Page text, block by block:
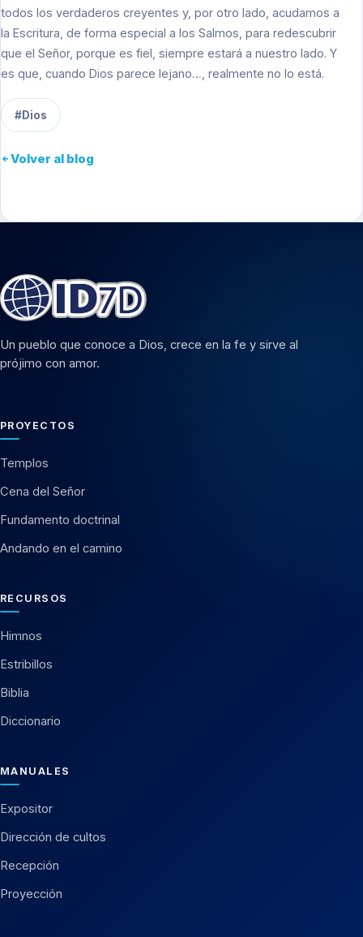
todos los verdaderos creyentes y, por otro lado, acudamos a
la Escritura, de forma especial a los Salmos, para redescubrir
que el Señor, porque es fiel, siempre estará a nuestro lado. Y
es que, cuando Dios parece lejano…, realmente no lo está.
#Dios
Volver al blog
Un pueblo que conoce a Dios, crece en la fe y sirve al
prójimo con amor.
PROYECTOS
Templos
Cena del Señor
Fundamento doctrinal
Andando en el camino
RECURSOS
Himnos
Estribillos
Biblia
Diccionario
MANUALES
Expositor
Dirección de cultos
Recepción
Proyección